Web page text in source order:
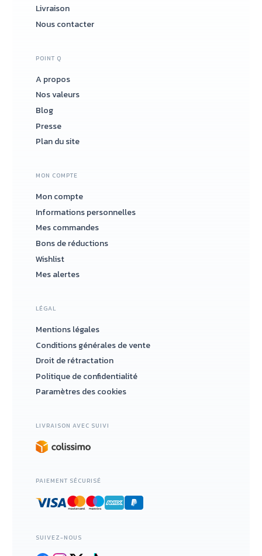
Livraison
Nous contacter
POINT Q
A propos
Nos valeurs
Blog
Presse
Plan du site
MON COMPTE
Mon compte
Informations personnelles
Mes commandes
Bons de réductions
Wishlist
Mes alertes
LÉGAL
Mentions légales
Conditions générales de vente
Droit de rétractation
Politique de confidentialité
Paramètres des cookies
LIVRAISON AVEC SUIVI
PAIEMENT SÉCURISÉ
SUIVEZ-NOUS